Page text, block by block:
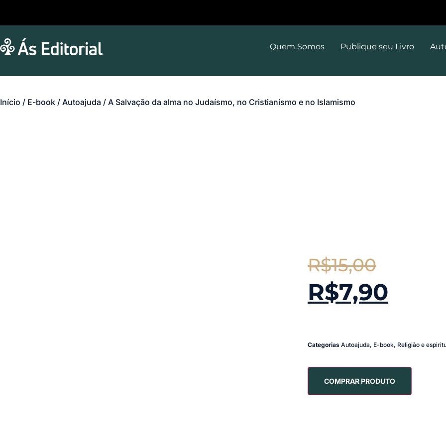
Quem Somos Publique seu Livro
Início / E-book / Autoajuda / A Salvação da alma no Judaísmo, no Cristianismo e no Islamismo
R$15,00
R$7,90
Categorias Autoajuda, E-book, Religião e
COMPRAR PRODUTO